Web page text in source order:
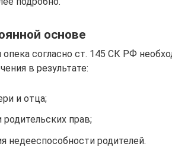
основе
опека согласно ст. 145 СК РФ
в результате:
и отца;
прав;
недееспособности родителей.